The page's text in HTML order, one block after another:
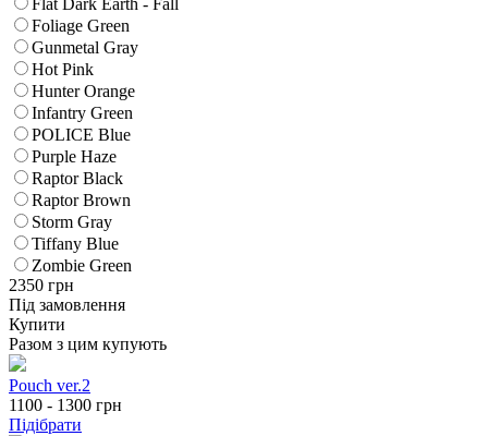
Flat Dark Earth - Fall
Foliage Green
Gunmetal Gray
Hot Pink
Hunter Orange
Infantry Green
POLICE Blue
Purple Haze
Raptor Black
Raptor Brown
Storm Gray
Tiffany Blue
Zombie Green
2350 грн
Під замовлення
Купити
Разом з цим купують
Pouch ver.2
1100 - 1300 грн
Підібрати